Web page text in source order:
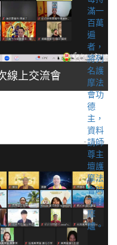
線上交流會